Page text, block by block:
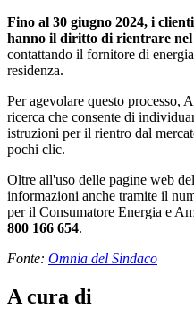
Fino al 30 giugno 2024, i
hanno il diritto di rientrare
contattando il fornitore di
residenza.
Per agevolare questo processo,
ricerca che consente di
istruzioni per il rientro dal
pochi clic.
Oltre all'uso delle pagine web
informazioni anche tramite il
per il Consumatore Energia e
800 166 654.
Fonte: Omnia del Sindaco
A cura di